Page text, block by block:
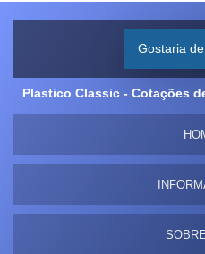
Gostaria
Plastico Classic - Cotações